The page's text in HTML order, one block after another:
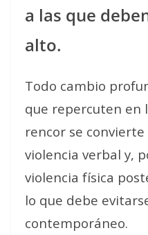
a las que
alto.
Todo cambio
que repercuten en
rencor se
violencia verbal y,
violencia física
lo que debe
contemporáneo.